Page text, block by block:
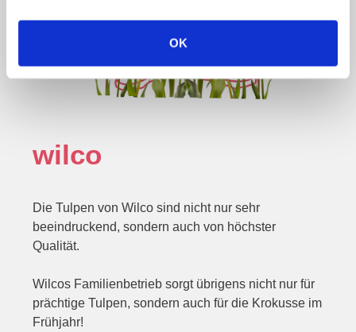
OK
wilco
Die Tulpen von Wilco sind nicht nur sehr
beeindruckend, sondern auch von höchster
Qualität.
Wilcos Familienbetrieb sorgt übrigens nicht nur für
prächtige Tulpen, sondern auch für die Krokusse im
Frühjahr!